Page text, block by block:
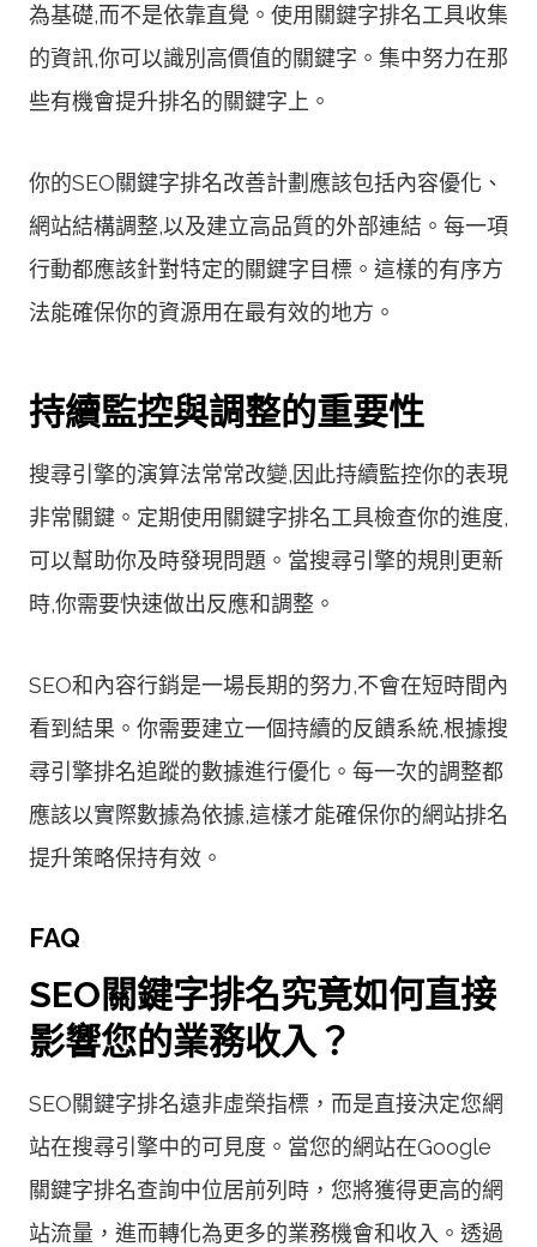
為基礎,而不是依靠直覺。使用關鍵字排名工具收集
的資訊,你可以識別高價值的關鍵字。集中努力在那
些有機會提升排名的關鍵字上。
你的SEO關鍵字排名改善計劃應該包括內容優化、
網站結構調整,以及建立高品質的外部連結。每一項
行動都應該針對特定的關鍵字目標。這樣的有序方
法能確保你的資源用在最有效的地方。
持續監控與調整的重要性
搜尋引擎的演算法常常改變,因此持續監控你的表現
非常關鍵。定期使用關鍵字排名工具檢查你的進度,
可以幫助你及時發現問題。當搜尋引擎的規則更新
時,你需要快速做出反應和調整。
SEO和內容行銷是一場長期的努力,不會在短時間內
看到結果。你需要建立一個持續的反饋系統,根據搜
尋引擎排名追蹤的數據進行優化。每一次的調整都
應該以實際數據為依據,這樣才能確保你的網站排名
提升策略保持有效。
FAQ
SEO關鍵字排名究竟如何直接
影響您的業務收入？
SEO關鍵字排名遠非虛榮指標，而是直接決定您網
站在搜尋引擎中的可見度。當您的網站在Google
關鍵字排名查詢中位居前列時，您將獲得更高的網
站流量，進而轉化為更多的業務機會和收入。透過